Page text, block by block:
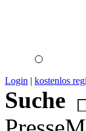
Login | kostenlos
Suche